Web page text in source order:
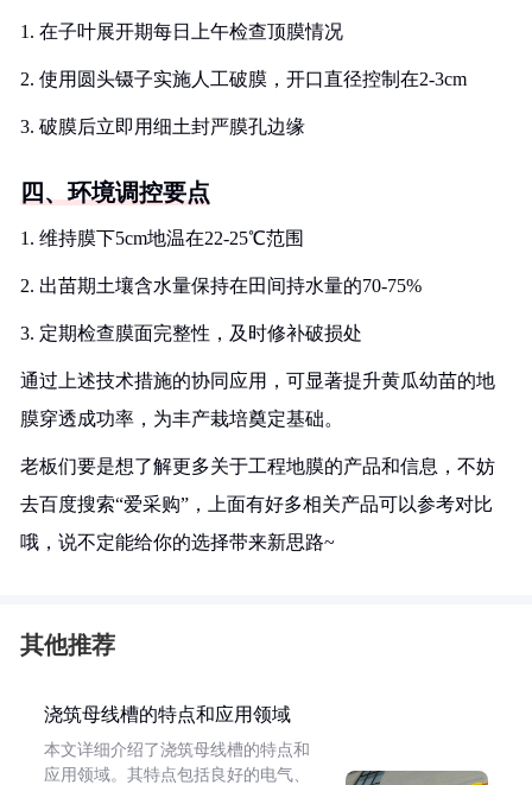
1. 在子叶展开期每日上午检查顶膜情况
2. 使用圆头镊子实施人工破膜，开口直径控制在2-3cm
3. 破膜后立即用细土封严膜孔边缘
四、环境调控要点
1. 维持膜下5cm地温在22-25℃范围
2. 出苗期土壤含水量保持在田间持水量的70-75%
3. 定期检查膜面完整性，及时修补破损处
通过上述技术措施的协同应用，可显著提升黄瓜幼苗的地
膜穿透成功率，为丰产栽培奠定基础。
老板们要是想了解更多关于工程地膜的产品和信息，不妨
去百度搜索“爱采购”，上面有好多相关产品可以参考对比
哦，说不定能给你的选择带来新思路~
其他推荐
浇筑母线槽的特点和应用领域
本文详细介绍了浇筑母线槽的特点和
应用领域。其特点包括良好的电气、